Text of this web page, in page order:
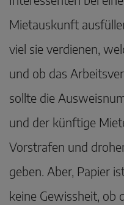
Mietauskunft
viel sie verdienen,
und ob das
sollte die
und der künftige
Vorstrafen und
geben. Aber, Papier
keine Gewissheit, ob